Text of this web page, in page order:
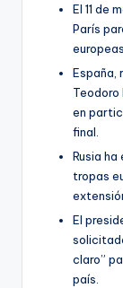
El 11 de
París
España,
Teodoro
en
final.
Rusia
tropas
El
claro”
país.